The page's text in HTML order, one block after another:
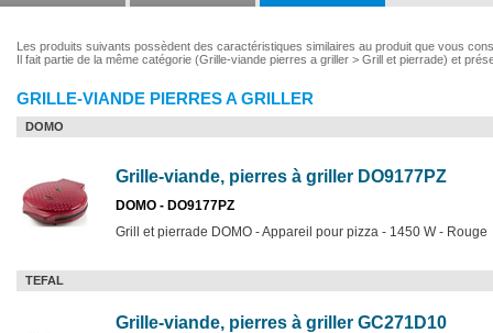
Les produits suivants possèdent des caractéristiques similaires au produit que vous
Il fait partie de la même catégorie (Grille-viande pierres a griller > Grill et pierrade) et
GRILLE-VIANDE PIERRES A GRILLER
DOMO
Grille-viande, pierres à griller DO9177PZ
DOMO - DO9177PZ
Grill et pierrade DOMO - Appareil pour pizza - 1450 W - Rouge
TEFAL
Grille-viande, pierres à griller GC271D10